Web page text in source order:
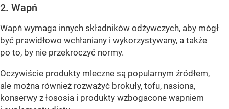
2. Wapń
Wapń wymaga innych składników odżywczych, aby mógł
być prawidłowo wchłaniany i wykorzystywany, a także
po to, by nie przekroczyć normy.
Oczywiście produkty mleczne są popularnym źródłem,
ale można również rozważyć brokuły, tofu, nasiona,
konserwy z łososia i produkty wzbogacone wapniem